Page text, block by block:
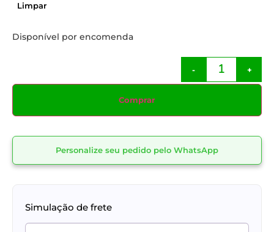
Limpar
Disponível por encomenda
- +
Comprar
Personalize seu pedido pelo WhatsApp
Simulação de frete